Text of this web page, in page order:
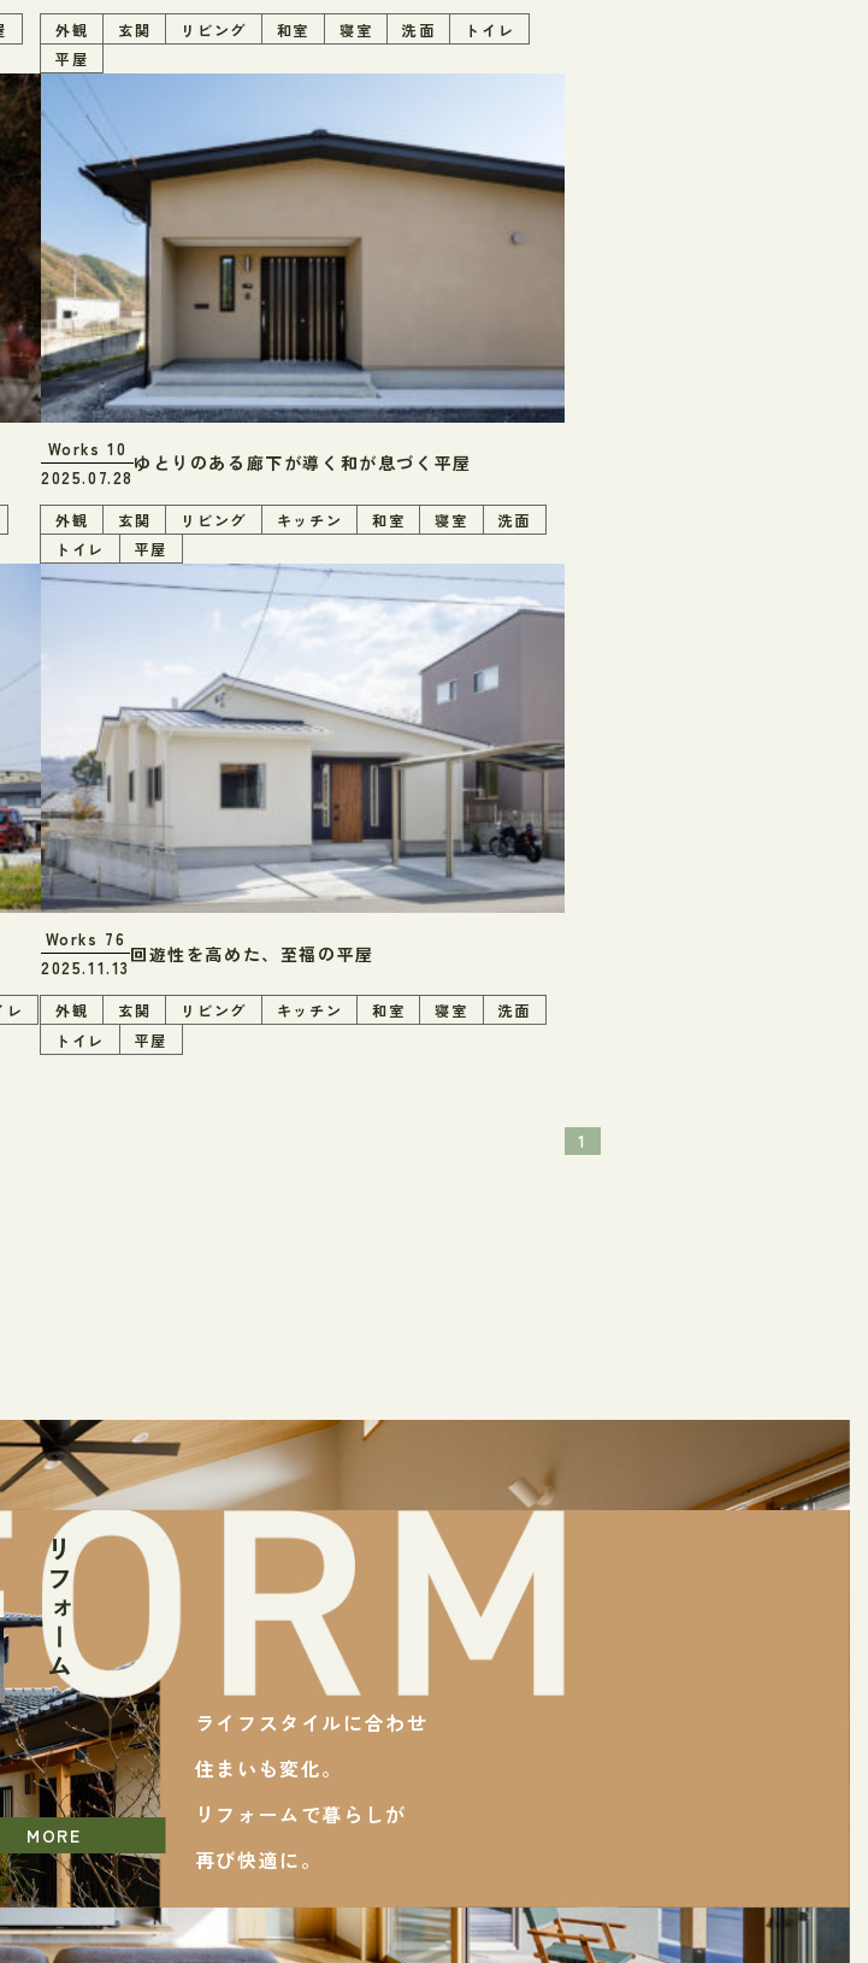
外観 玄関 リビング 和室 寝室 洗面
トイレ
平屋
Works10
2025.07.28
ゆとりのある廊下が導く和が息づく平屋
外観 玄関 リビング キッチン 和室 寝室
洗面
トイレ
平屋
レ
Works 76
2025.11.13
回遊性を高めた、至福の平屋
外観 玄関 リビング キッチン 和室 寝室
洗面
トイレ
平屋
1
リフォーム
ライフスタイルに合わせ
住まいも変化。
リフォームで暮らしが
再び快適に。
MORE